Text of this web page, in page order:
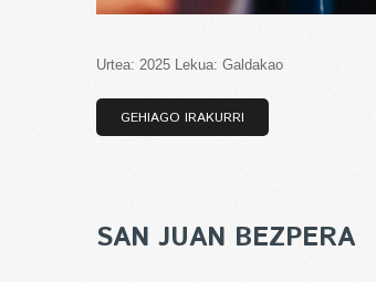
Urtea: 2025 Lekua: Galdakao
GEHIAGO IRAKURRI
SAN JUAN BEZPERA